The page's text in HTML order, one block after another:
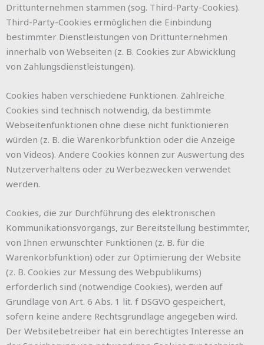
Drittunternehmen stammen (sog. Third-Party-Cookies).
Third-Party-Cookies ermöglichen die Einbindung
bestimmter Dienstleistungen von Drittunternehmen
innerhalb von Webseiten (z. B. Cookies zur Abwicklung
von Zahlungsdienstleistungen).
Cookies haben verschiedene Funktionen. Zahlreiche
Cookies sind technisch notwendig, da bestimmte
Webseitenfunktionen ohne diese nicht funktionieren
würden (z. B. die Warenkorbfunktion oder die Anzeige
von Videos). Andere Cookies können zur Auswertung des
Nutzerverhaltens oder zu Werbezwecken verwendet
werden.
Cookies, die zur Durchführung des elektronischen
Kommunikationsvorgangs, zur Bereitstellung bestimmter,
von Ihnen erwünschter Funktionen (z. B. für die
Warenkorbfunktion) oder zur Optimierung der Website
(z. B. Cookies zur Messung des Webpublikums)
erforderlich sind (notwendige Cookies), werden auf
Grundlage von Art. 6 Abs. 1 lit. f DSGVO gespeichert,
sofern keine andere Rechtsgrundlage angegeben wird.
Der Websitebetreiber hat ein berechtigtes Interesse an